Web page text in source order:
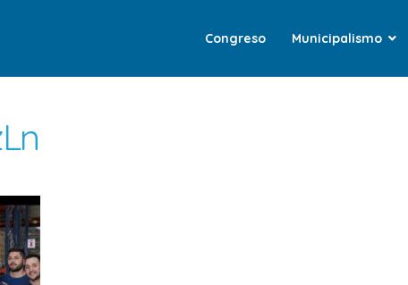
Congreso Municipalismo